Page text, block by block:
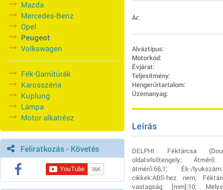
Mazda
Mercedes-Benz
Opel
Peugeot
Volkswagen
Fék-Garnitúrák
Karosszéria
Kuplung
Lámpa
Motor alkatrész
Feliratkozás - Követés
Ár:
Alváztípus:
Motorkód:
Évjárat:
Teljesítmény:
Hengerűrtartalom:
Üzemanyag:
Leírás
DELPHI Féktárcsa
oldal:elsőtengely;
átmérő:66,1; Ék-/
cikkek:ABS-hez nem;
vastagság [mm]:10;